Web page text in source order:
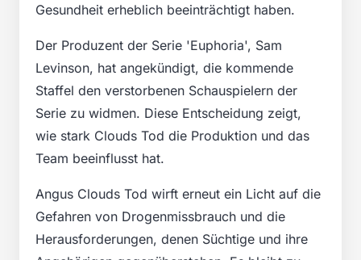
Gesundheit erheblich beeinträchtigt haben.
Der Produzent der Serie 'Euphoria', Sam
Levinson, hat angekündigt, die kommende
Staffel den verstorbenen Schauspielern der
Serie zu widmen. Diese Entscheidung zeigt,
wie stark Clouds Tod die Produktion und das
Team beeinflusst hat.
Angus Clouds Tod wirft erneut ein Licht auf die
Gefahren von Drogenmissbrauch und die
Herausforderungen, denen Süchtige und ihre